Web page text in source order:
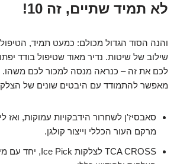
לא תמיד שתיים, זה 10!
והנה הסוד הגדול מכולם: כמעט תמיד, הטיפול
שילוב של שיטות. נדיר מאוד שטיפול בודד
לכם את זה – כנראה מנסה למכור לכם משהו.
מאפשר להתמודד עם היבטים שונים של
סאבסיז'ן לשחרור הידבקויות עמוקות, ואז
מרקם העור הכללי וייצור קולגן.